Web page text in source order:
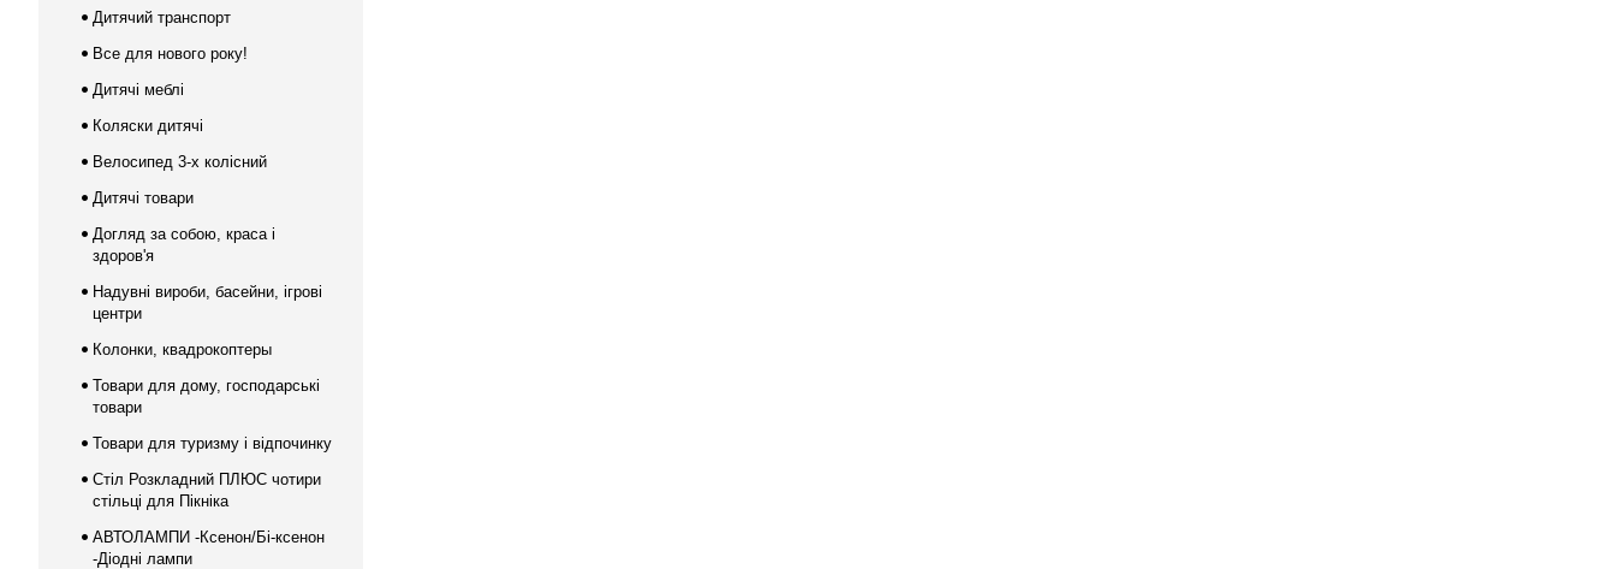
Дитячий транспорт
Все для нового року!
Дитячі меблі
Коляски дитячі
Велосипед 3-х колісний
Дитячі товари
Догляд за собою, краса і
здоров'я
Надувні вироби, басейни, ігрові
центри
Колонки, квадрокоптеры
Товари для дому, господарські
товари
Товари для туризму і відпочинку
Стіл Розкладний ПЛЮС чотири
стільці для Пікніка
АВТОЛАМПИ -Ксенон/Бі-ксенон
-Діодні лампи